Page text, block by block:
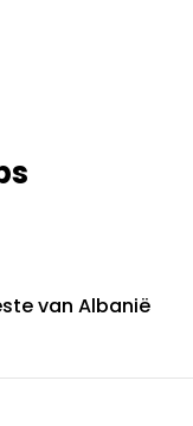
van Albanië